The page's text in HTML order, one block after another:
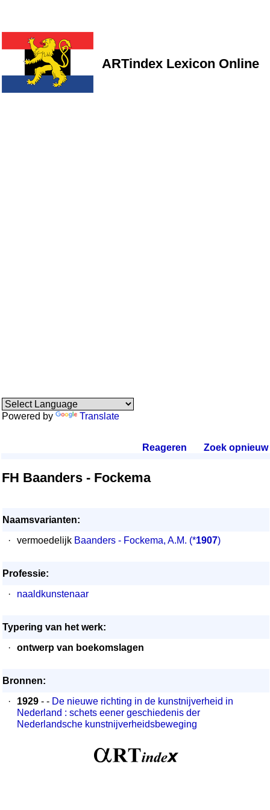
ARTindex Lexicon Online
Powered by Translate
Reageren Zoek opnieuw.
FH Baanders - Fockema
Naamsvarianten:
·
vermoedelijk Baanders - Fockema, A.M. (*1907)
Professie:
·
naaldkunstenaar
Typering van het werk:
·
ontwerp van boekomslagen
Bronnen:
·
1929 - - De nieuwe richting in de kunstnijverheid in
Nederland : schets eener geschiedenis der
Nederlandsche kunstnijverheidsbeweging